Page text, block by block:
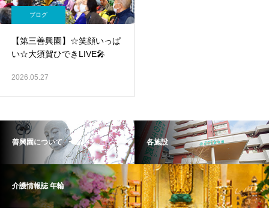
ブログ
【第三善興園】☆笑顔いっぱ
い☆大須賀ひできLIVE🎤
2026.05.27
善興園について 各施設
介護情報誌 年輪